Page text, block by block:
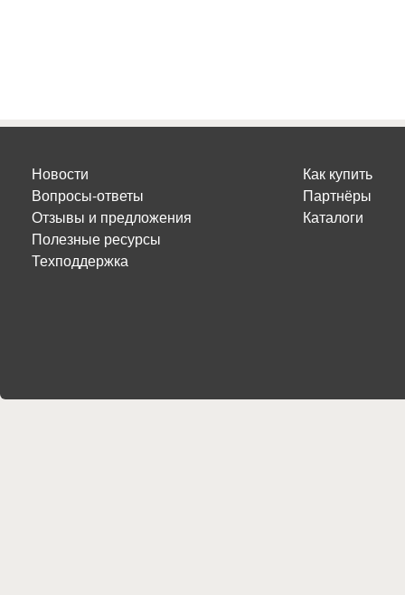
Новости
Вопросы-ответы
Отзывы и предложения
Полезные ресурсы
Техподдержка
Как купить
Партнёры
Каталоги